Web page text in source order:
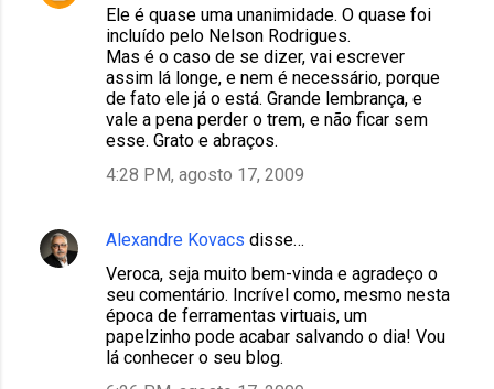
Ele é quase uma unanimidade. O quase foi
incluído pelo Nelson Rodrigues.
Mas é o caso de se dizer, vai escrever
assim lá longe, e nem é necessário, porque
de fato ele já o está. Grande lembrança, e
vale a pena perder o trem, e não ficar sem
esse. Grato e abraços.
4:28 PM, agosto 17, 2009
Alexandre Kovacs disse…
Veroca, seja muito bem-vinda e agradeço o
seu comentário. Incrível como, mesmo nesta
época de ferramentas virtuais, um
papelzinho pode acabar salvando o dia! Vou
lá conhecer o seu blog.